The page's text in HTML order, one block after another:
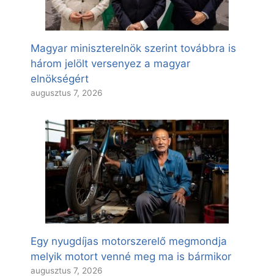
Magyar miniszterelnök szerint továbbra is
három jelölt versenyez a magyar
elnökségért
augusztus 7, 2026
Egy nyugdíjas motorszerelő megmondja
melyik motort venné meg ma is bármikor
augusztus 7, 2026